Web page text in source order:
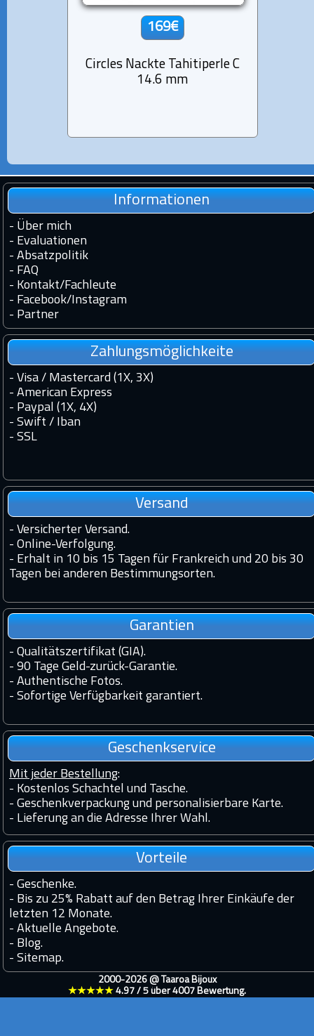
169€
Circles Nackte Tahitiperle C
14.6 mm
Informationen
- Über mich
- Evaluationen
- Absatzpolitik
- FAQ
- Kontakt/Fachleute
- Facebook/Instagram
- Partner
Zahlungsmöglichkeite
- Visa / Mastercard (1X, 3X)
- American Express
- Paypal (1X, 4X)
- Swift / Iban
- SSL
Versand
- Versicherter Versand.
- Online-Verfolgung.
- Erhalt in 10 bis 15 Tagen für Frankreich und 20 bis 30
Tagen bei anderen Bestimmungsorten.
Garantien
- Qualitätszertifikat (GIA).
- 90 Tage Geld-zurück-Garantie.
- Authentische Fotos.
- Sofortige Verfügbarkeit garantiert.
Geschenkservice
Mit jeder Bestellung:
- Kostenlos Schachtel und Tasche.
- Geschenkverpackung und personalisierbare Karte.
- Lieferung an die Adresse Ihrer Wahl.
Vorteile
- Geschenke.
- Bis zu 25% Rabatt auf den Betrag Ihrer Einkäufe der
letzten 12 Monate.
- Aktuelle Angebote.
- Blog.
- Sitemap.
2000-2026 @ Taaroa Bijoux
★★★★★ 4.97 / 5 über 4007 Bewertung.